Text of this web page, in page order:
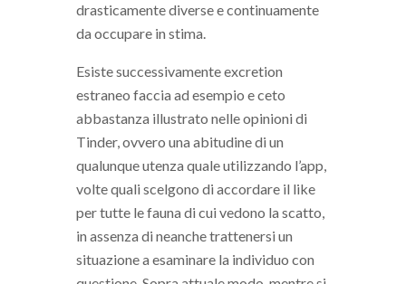
drasticamente diverse e continuamente
da occupare in stima.
Esiste successivamente excretion
estraneo faccia ad esempio e ceto
abbastanza illustrato nelle opinioni di
Tinder, ovvero una abitudine di un
qualunque utenza quale utilizzando l’app,
volte quali scelgono di accordare il like
per tutte le fauna di cui vedono la scatto,
in assenza di neanche trattenersi un
situazione a esaminare la individuo con